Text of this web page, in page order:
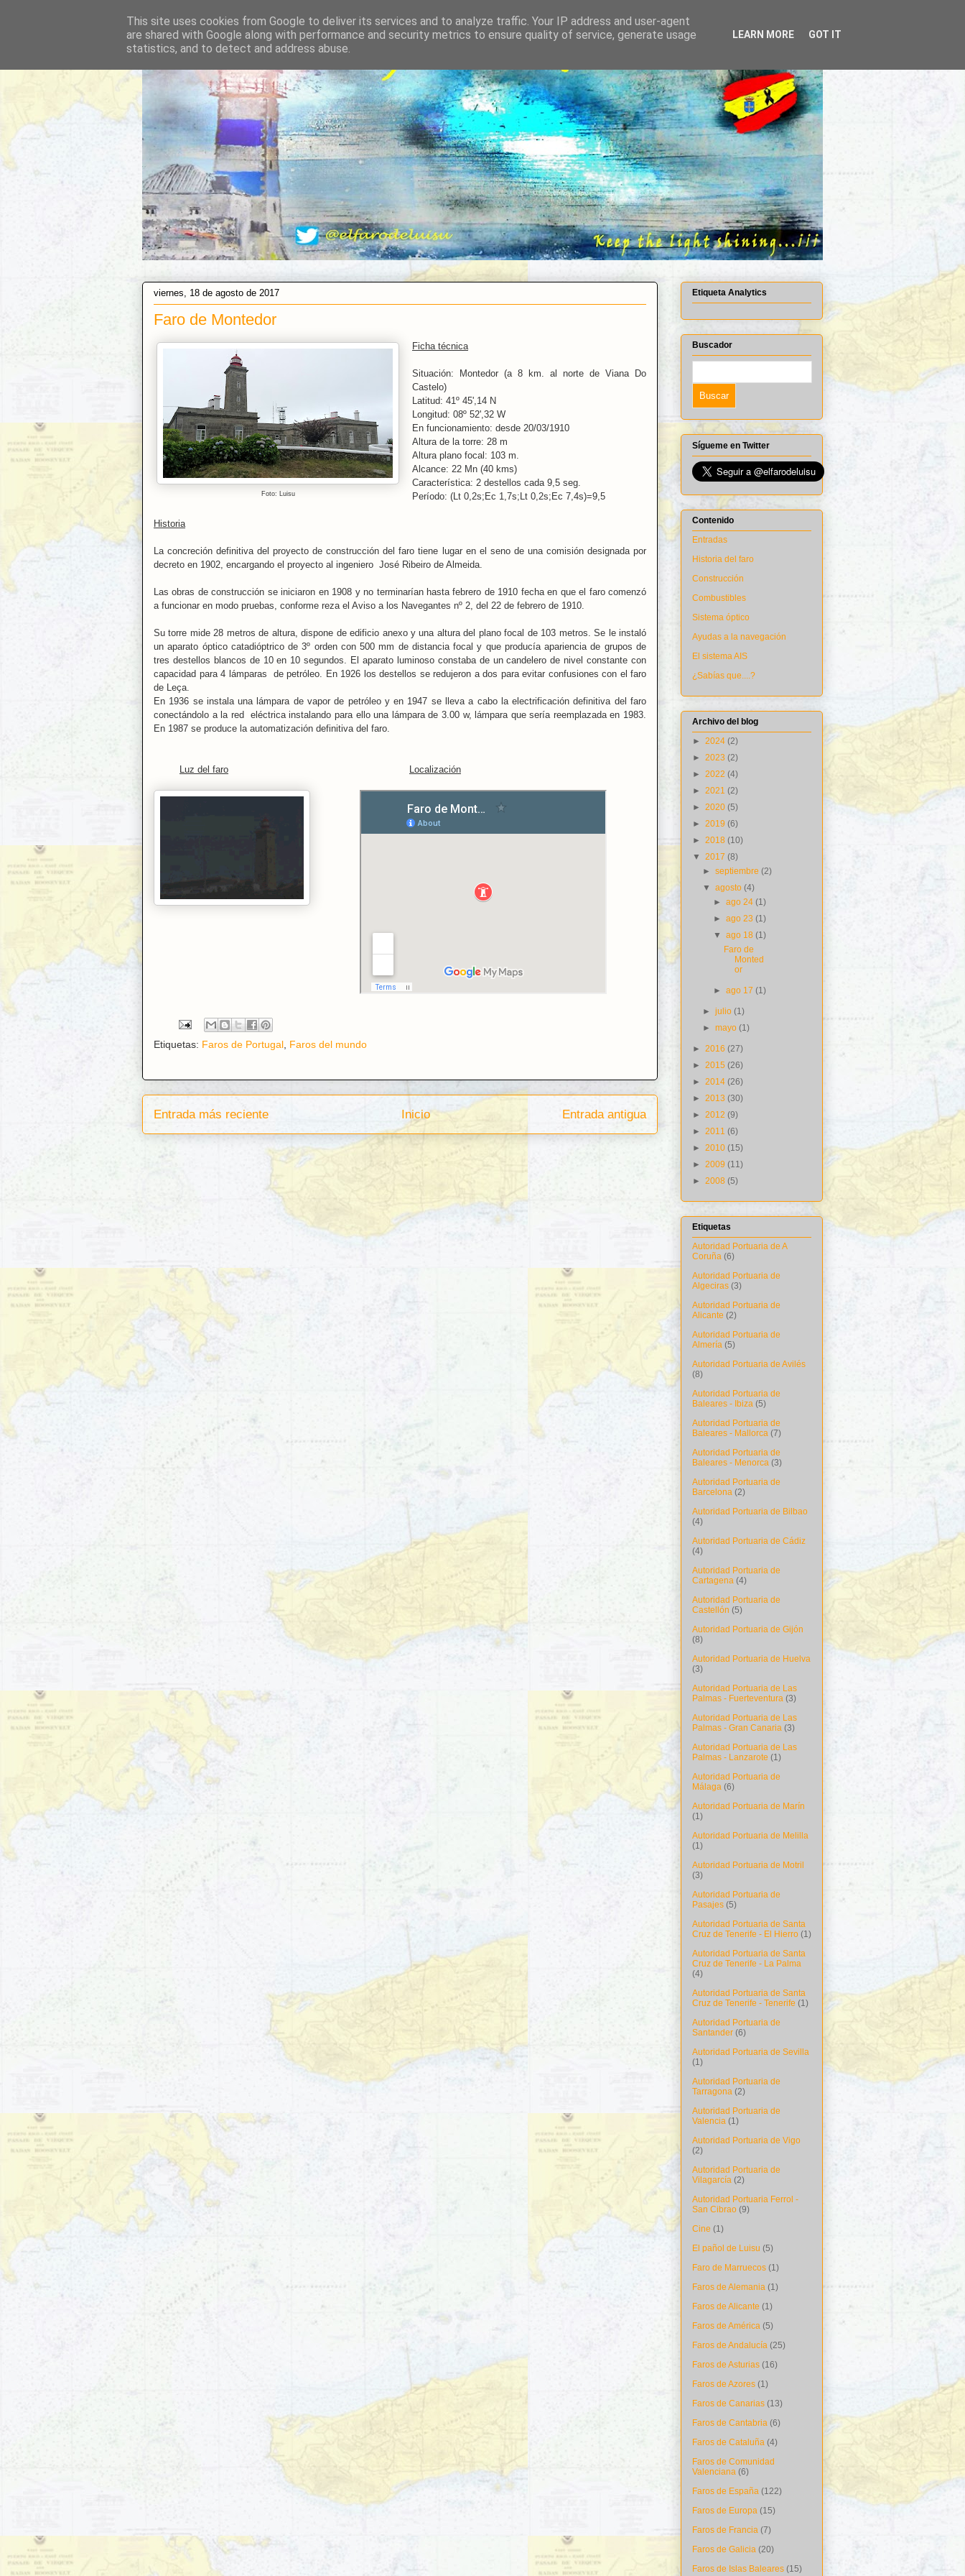
viernes, 18 de agosto de 2017
Faro de Montedor
Foto: Luisu
Ficha técnica
Situación: Montedor (a 8 km. al norte de Viana Do
Castelo)
Latitud: 41º 45',14 N
Longitud: 08º 52',32 W
En funcionamiento: desde 20/03/1910
Altura de la torre: 28 m
Altura plano focal: 103 m.
Alcance: 22 Mn (40 kms)
Característica: 2 destellos cada 9,5 seg.
Período: (Lt 0,2s;Ec 1,7s;Lt 0,2s;Ec 7,4s)=9,5
Historia
La concreción definitiva del proyecto de construcción del faro tiene lugar en el seno de una comisión designada por
decreto en 1902, encargando el proyecto al ingeniero José Ribeiro de Almeida.
Las obras de construcción se iniciaron en 1908 y no terminarían hasta febrero de 1910 fecha en que el faro comenzó
a funcionar en modo pruebas, conforme reza el Aviso a los Navegantes nº 2, del 22 de febrero de 1910.
Su torre mide 28 metros de altura, dispone de edificio anexo y una altura del plano focal de 103 metros. Se le instaló
un aparato óptico catadióptrico de 3º orden con 500 mm de distancia focal y que producía apariencia de grupos de
tres destellos blancos de 10 en 10 segundos. El aparato luminoso constaba de un candelero de nivel constante con
capacidad para 4 lámparas de petróleo. En 1926 los destellos se redujeron a dos para evitar confusiones con el faro
de Leça.
En 1936 se instala una lámpara de vapor de petróleo y en 1947 se lleva a cabo la electrificación definitiva del faro
conectándolo a la red eléctrica instalando para ello una lámpara de 3.00 w, lámpara que sería reemplazada en 1983.
En 1987 se produce la automatización definitiva del faro.
Luz del faro Localización
Etiquetas: Faros de Portugal Faros del mundo
Entrada más reciente Entrada antigua
Inicio
Etiqueta Analytics
Buscador
Sígueme en Twitter
Contenido
Entradas
Historia del faro
Construcción
Combustibles
Sistema óptico
Ayudas a la navegación
El sistema AIS
¿Sabías que....?
Archivo del blog
► 2024 (2)
► 2023 (2)
► 2022 (4)
► 2021 (2)
► 2020 (5)
► 2019 (6)
► 2018 (10)
▼ 2017 (8)
►septiembre(2)
▼agosto(4)
► ago 24 (1)
► ago 23 (1)
▼ ago 18 (1)
Faro de
Monted
or
► ago 17 (1)
►julio(1)
►mayo(1)
► 2016 (27)
► 2015 (26)
► 2014 (26)
► 2013 (30)
► 2012 (9)
► 2011 (6)
► 2010 (15)
► 2009 (11)
► 2008 (5)
Etiquetas
Autoridad Portuaria de A
Coruña (6)
Autoridad Portuaria de
Algeciras (3)
Autoridad Portuaria de
Alicante (2)
Autoridad Portuaria de
Almería (5)
Autoridad Portuaria de Avilés
(8)
Autoridad Portuaria de
Baleares - Ibiza (5)
Autoridad Portuaria de
Baleares - Mallorca (7)
Autoridad Portuaria de
Baleares - Menorca (3)
Autoridad Portuaria de
Barcelona (2)
Autoridad Portuaria de Bilbao
(4)
Autoridad Portuaria de Cádiz
(4)
Autoridad Portuaria de
Cartagena (4)
Autoridad Portuaria de
Castellón (5)
Autoridad Portuaria de Gijón
(8)
Autoridad Portuaria de Huelva
(3)
Autoridad Portuaria de Las
Palmas - Fuerteventura (3)
Autoridad Portuaria de Las
Palmas - Gran Canaria (3)
Autoridad Portuaria de Las
Palmas - Lanzarote (1)
Autoridad Portuaria de
Málaga (6)
Autoridad Portuaria de Marín
(1)
Autoridad Portuaria de Melilla
(1)
Autoridad Portuaria de Motril
(3)
Autoridad Portuaria de
Pasajes (5)
Autoridad Portuaria de Santa
Cruz de Tenerife - El Hierro (1)
Autoridad Portuaria de Santa
Cruz de Tenerife - La Palma
(4)
Autoridad Portuaria de Santa
Cruz de Tenerife - Tenerife (1)
Autoridad Portuaria de
Santander (6)
Autoridad Portuaria de Sevilla
(1)
Autoridad Portuaria de
Tarragona (2)
Autoridad Portuaria de
Valencia (1)
Autoridad Portuaria de Vigo
(2)
Autoridad Portuaria de
Vilagarcía (2)
Autoridad Portuaria Ferrol -
San Cibrao (9)
Cine (1)
El pañol de Luisu (5)
Faro de Marruecos (1)
Faros de Alemania (1)
Faros de Alicante (1)
Faros de América (5)
Faros de Andalucía (25)
Faros de Asturias (16)
Faros de Azores (1)
Faros de Canarias (13)
Faros de Cantabria (6)
Faros de Cataluña (4)
Faros de Comunidad
Valenciana (6)
Faros de España (122)
Faros de Europa (15)
Faros de Francia (7)
Faros de Galicia (20)
Faros de Islas Baleares (15)
This site uses cookies from Google to deliver its services and to analyze traffic. Your IP address and user-agent
are shared with Google along with performance and security metrics to ensure quality of service, generate usage
statistics, and to detect and address abuse.
LEARN MORE GOT IT